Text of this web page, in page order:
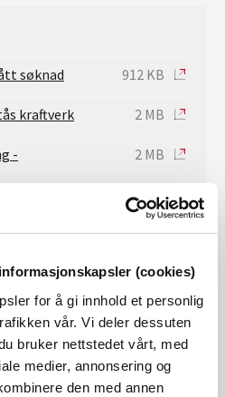
(cookies)
for å gi innhold et personlig
vår. Vi deler dessuten
bruker nettstedet vårt, med
medier, annonsering og
den med annen
søknad 912 KB
kraftverk 2 MB
-
2 MB
12 MB
og
32 MB
og 132 kV
37 MB